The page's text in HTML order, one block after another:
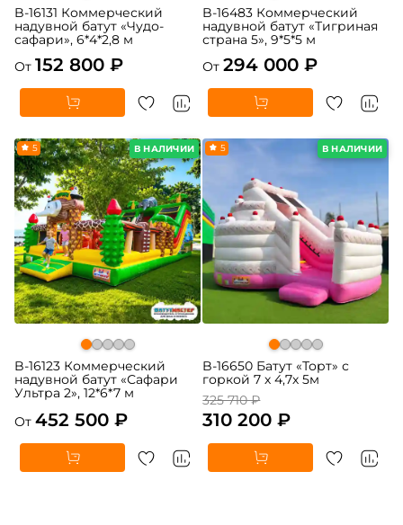
B-16131 Коммерческий
надувной батут «Чудо-
сафари», 6*4*2,8 м
От 152 800 ₽
B-16483 Коммерческий
надувной батут «Тигриная
страна 5», 9*5*5 м
От 294 000 ₽
В НАЛИЧИИ
5
B-16123 Коммерческий
надувной батут «Сафари
Ультра 2», 12*6*7 м
От 452 500 ₽
В НАЛИЧИИ
-5%
B-16650 Батут «Торт» с
горкой 7 х 4,7х 5м
325 710 ₽
310 200 ₽